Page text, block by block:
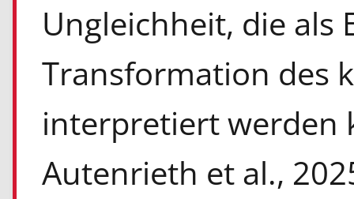
Ungleichheit, die als
Transformation des
interpretiert werden
Autenrieth et al.,